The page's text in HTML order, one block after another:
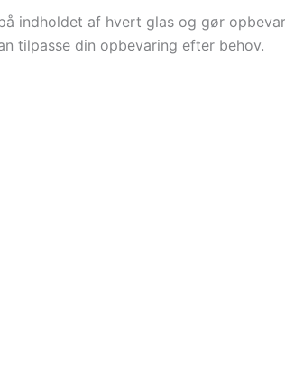
indholdet af hvert glas og gør
tilpasse din opbevaring efter behov.